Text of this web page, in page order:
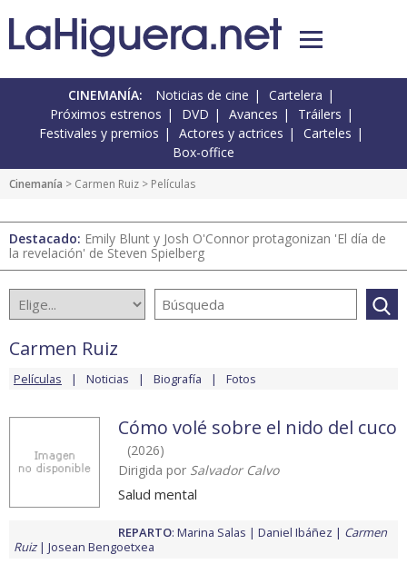
CINEMANÍA: Noticias de cine
Cartelera
Próximos estrenos
DVD Avances
Tráilers
Festivales y premios
Actores y actrices
Carteles
Box-office
Cinemanía > Carmen Ruiz > Películas
Destacado: Emily Blunt y Josh O'Connor protagonizan 'El día de
la revelación' de Steven Spielberg
Carmen Ruiz
Películas Noticias Biografía Fotos
Cómo volé sobre el nido del cuco
(2026)
Dirigida por Salvador Calvo
Salud mental
REPARTO: Marina Salas Daniel Ibáñez
Carmen
Ruiz
Josean Bengoetxea